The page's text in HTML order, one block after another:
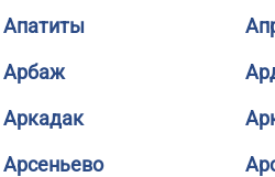
Апатиты
Арбаж
Аркадак
Арсеньево